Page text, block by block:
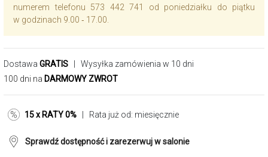
numerem telefonu 573 442 741 od poniedziałku do piątku
w godzinach 9.00 ‑ 17.00.
Dostawa GRATIS | Wysyłka zamówienia w 10 dni
100 dni na DARMOWY ZWROT
15 x RATY 0% | Rata już od: miesięcznie
Sprawdź dostępność i zarezerwuj w salonie